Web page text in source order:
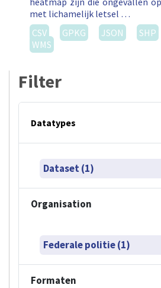
met lichamelijk letsel …
CSV
GPKG JSON SHP
WMS
Filter
Datatypes
Dataset (1)
Organisation
Federale politie (1)
Formaten